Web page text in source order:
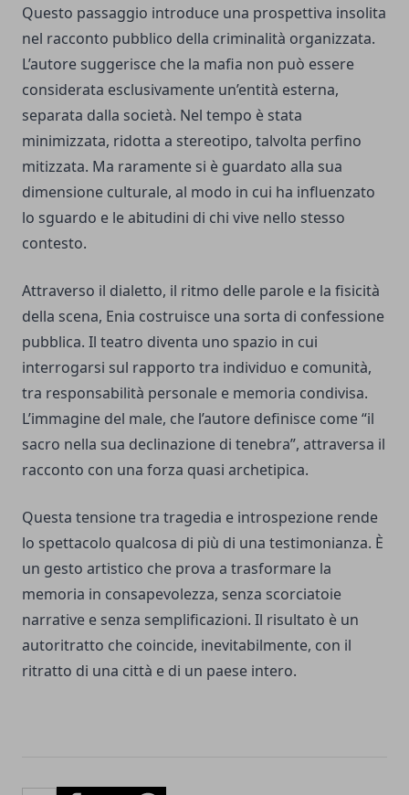
Questo passaggio introduce una prospettiva insolita
nel racconto pubblico della criminalità organizzata.
L’autore suggerisce che la mafia non può essere
considerata esclusivamente un’entità esterna,
separata dalla società. Nel tempo è stata
minimizzata, ridotta a stereotipo, talvolta perfino
mitizzata. Ma raramente si è guardato alla sua
dimensione culturale, al modo in cui ha influenzato
lo sguardo e le abitudini di chi vive nello stesso
contesto.
Attraverso il dialetto, il ritmo delle parole e la fisicità
della scena, Enia costruisce una sorta di confessione
pubblica. Il teatro diventa uno spazio in cui
interrogarsi sul rapporto tra individuo e comunità,
tra responsabilità personale e memoria condivisa.
L’immagine del male, che l’autore definisce come “il
sacro nella sua declinazione di tenebra”, attraversa il
racconto con una forza quasi archetipica.
Questa tensione tra tragedia e introspezione rende
lo spettacolo qualcosa di più di una testimonianza. È
un gesto artistico che prova a trasformare la
memoria in consapevolezza, senza scorciatoie
narrative e senza semplificazioni. Il risultato è un
autoritratto che coincide, inevitabilmente, con il
ritratto di una città e di un paese intero.